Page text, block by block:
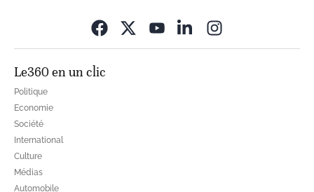
Le360 en un clic
Politique
Economie
Société
International
Culture
Médias
Automobile